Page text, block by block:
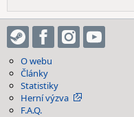
O webu
Články
Statistiky
Herní výzva
F.A.Q.